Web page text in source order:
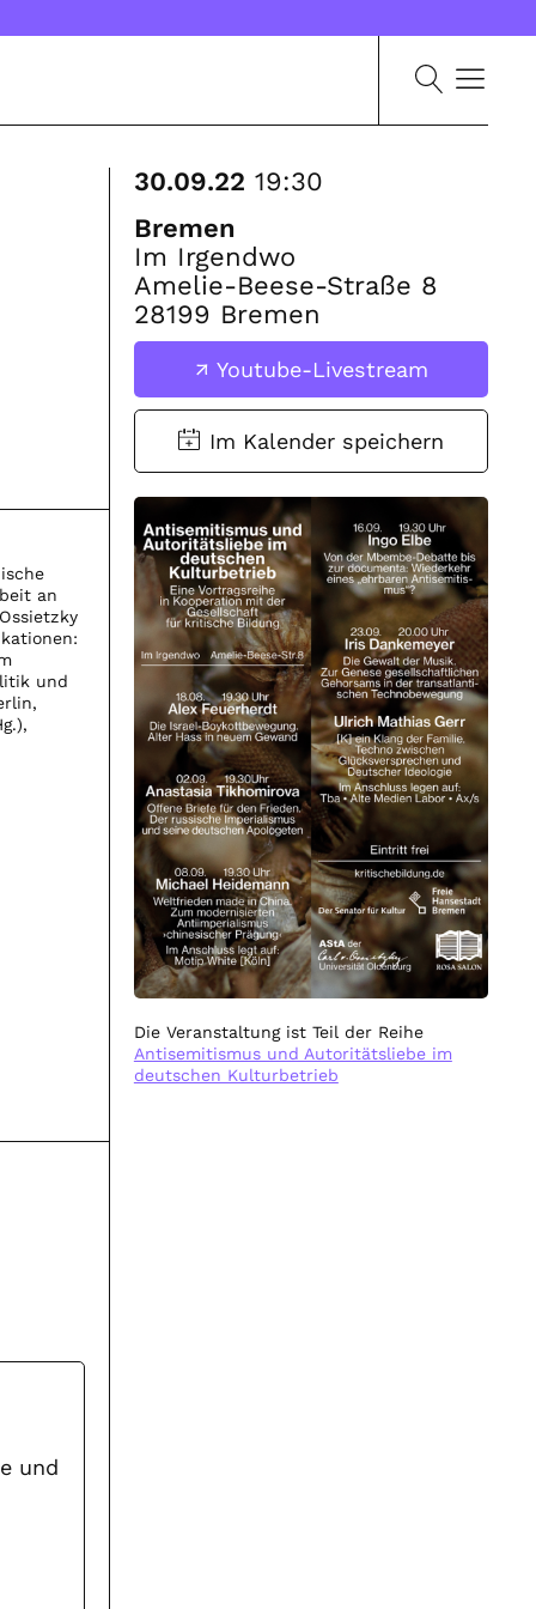
an
und
und
30.09.22 19:30
Bremen
Im Irgendwo
Amelie-Beese-Straße 8
28199 Bremen
Youtube-Livestream
Die Veranstaltung ist Teil der Reihe
Antisemitismus und Autoritätsliebe im
deutschen Kulturbetrieb